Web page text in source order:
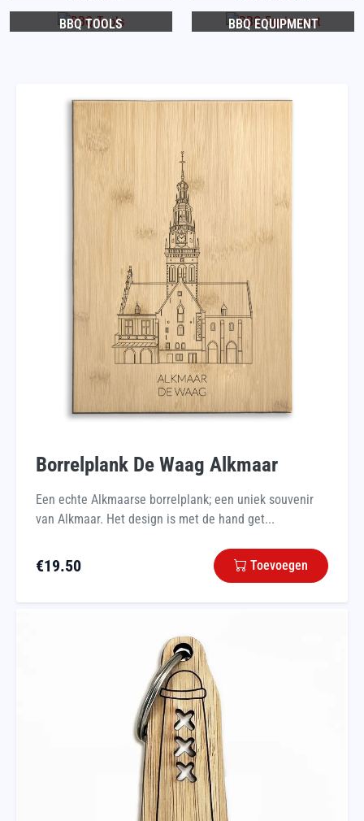
BBQ TOOLS BBQ EQUIPMENT
Borrelplank De Waag Alkmaar
Een echte Alkmaarse borrelplank; een uniek souvenir
van Alkmaar. Het design is met de hand get...
€19.50 Toevoegen